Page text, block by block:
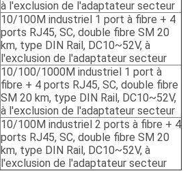
à l'exclusion de l'adaptateur secteur
10/100M industriel 1 port à fibre + 4
ports RJ45, SC, double fibre SM 20
km, type DIN Rail, DC10~52V, à
l'exclusion de l'adaptateur secteur
10/100/1000M industriel 1 port à
fibre + 4 ports RJ45, SC, double fibre
SM 20 km, type DIN Rail, DC10~52V,
à l'exclusion de l'adaptateur secteur
10/100M industriel 2 ports à fibre + 4
ports RJ45, SC, double fibre SM 20
km, type DIN Rail, DC10~52V, à
l'exclusion de l'adaptateur secteur